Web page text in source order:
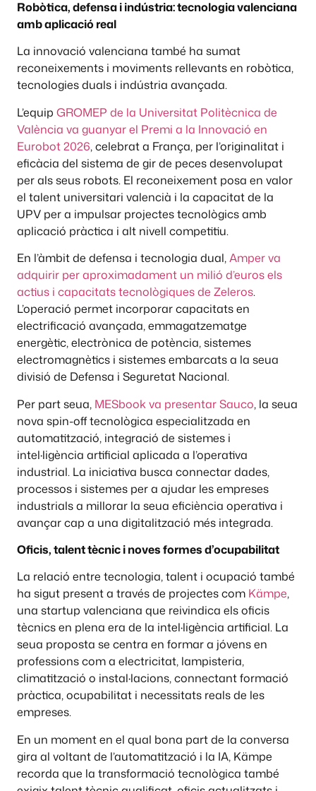
Robòtica, defensa i indústria: tecnologia valenciana
amb aplicació real
La innovació valenciana també ha sumat
reconeixements i moviments rellevants en robòtica,
tecnologies duals i indústria avançada.
L’equip GROMEP de la Universitat Politècnica de
València va guanyar el Premi a la Innovació en
Eurobot 2026, celebrat a França, per l’originalitat i
eficàcia del sistema de gir de peces desenvolupat
per als seus robots. El reconeixement posa en valor
el talent universitari valencià i la capacitat de la
UPV per a impulsar projectes tecnològics amb
aplicació pràctica i alt nivell competitiu.
En l’àmbit de defensa i tecnologia dual,Amper va
adquirir per aproximadament un milió d’euros els
actius i capacitats tecnològiques de Zeleros.
L’operació permet incorporar capacitats en
electrificació avançada, emmagatzematge
energètic, electrònica de potència, sistemes
electromagnètics i sistemes embarcats a la seua
divisió de Defensa i Seguretat Nacional.
Per part seua, MESbook va presentar Sauco, la seua
nova spin-off tecnològica especialitzada en
automatització, integració de sistemes i
intel·ligència artificial aplicada a l’operativa
industrial. La iniciativa busca connectar dades,
processos i sistemes per a ajudar les empreses
industrials a millorar la seua eficiència operativa i
avançar cap a una digitalització més integrada.
Oficis, talent tècnic i noves formes d’ocupabilitat
La relació entre tecnologia, talent i ocupació també
ha sigut present a través de projectes com Kämpe,
una startup valenciana que reivindica els oficis
tècnics en plena era de la intel·ligència artificial. La
seua proposta se centra en formar a jóvens en
professions com a electricitat, lampisteria,
climatització o instal·lacions, connectant formació
pràctica, ocupabilitat i necessitats reals de les
empreses.
En un moment en el qual bona part de la conversa
gira al voltant de l’automatització i la IA, Kämpe
recorda que la transformació tecnològica també